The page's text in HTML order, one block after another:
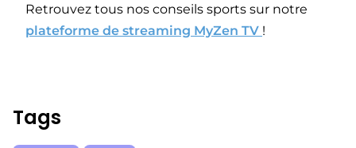
Retrouvez tous nos conseils sports sur notre
plateforme de streaming MyZen TV !
Tags